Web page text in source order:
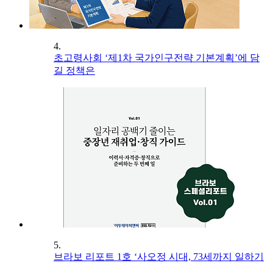
4.
초고령사회 ‘제1차 국가인구전략 기본계획’에 담
길 정책은
5.
브라보 리포트 1호 ‘사오정 시대, 73세까지 일하기